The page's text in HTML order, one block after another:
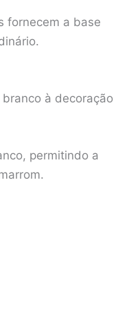
fornecem a base
à decoração
permitindo a